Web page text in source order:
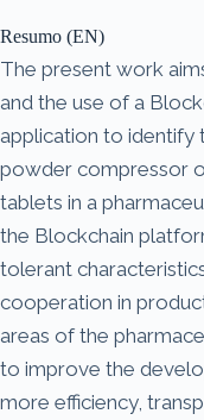
Resumo (EN)
The present work
and the use of a
application to identify
powder compressor
tablets in a
the Blockchain
tolerant
cooperation in
areas of the
to improve the
more efficiency,